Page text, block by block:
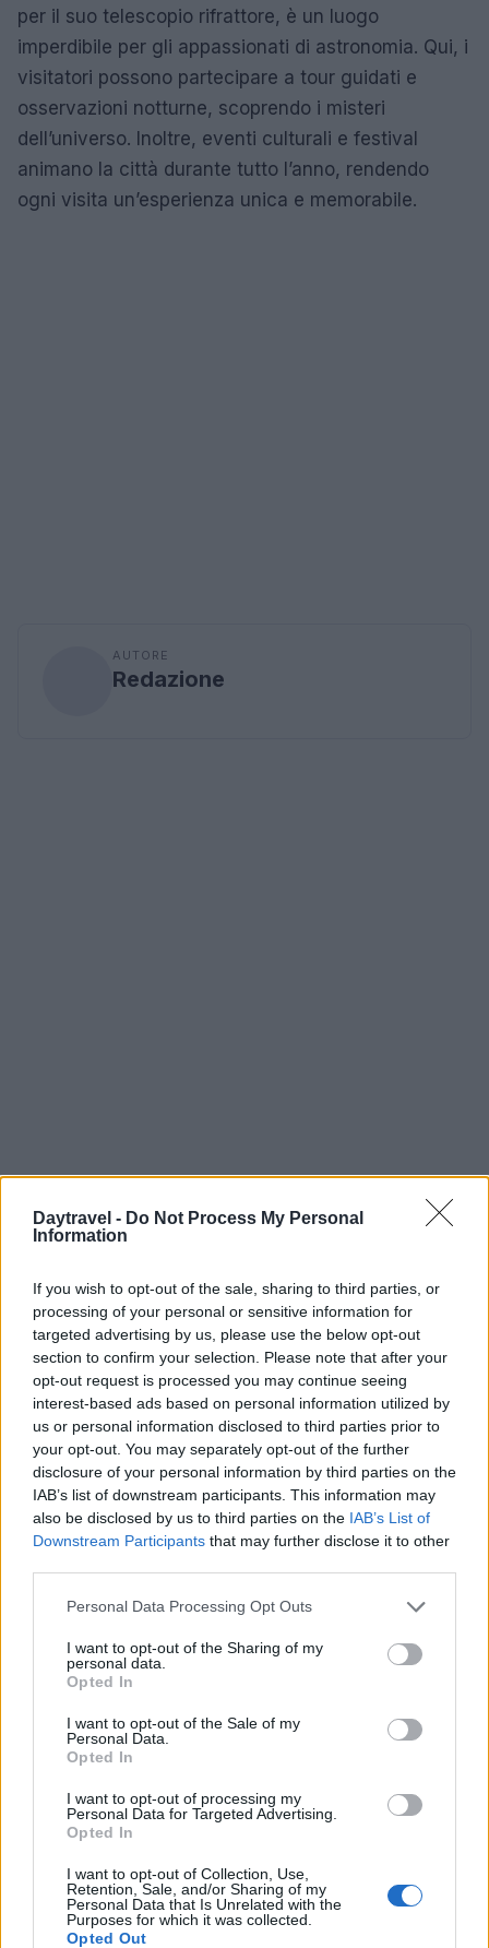
Daytravel - Do Not Process My Personal
Information
If you wish to opt-out of the sale, sharing to third parties, or
processing of your personal or sensitive information for
targeted advertising by us, please use the below opt-out
section to confirm your selection. Please note that after your
opt-out request is processed you may continue seeing
interest-based ads based on personal information utilized by
us or personal information disclosed to third parties prior to
your opt-out. You may separately opt-out of the further
disclosure of your personal information by third parties on the
IAB’s list of downstream participants. This information may
also be disclosed by us to third parties on the IAB’s List of
Downstream Participants that may further disclose it to other
Please note that this website/app uses one or more Google
not limited to your visit or usage behaviour. You may click to
grant or deny consent to Google and its third-party tags to
use your data for below specified purposes in below Google
consent section.
Personal Data Processing Opt Outs
I want to opt-out of the Sharing of my
personal data.
Opted In
I want to opt-out of the Sale of my
Personal Data.
Opted In
I want to opt-out of processing my
Personal Data for Targeted Advertising.
Opted In
I want to opt-out of Collection, Use,
Retention, Sale, and/or Sharing of my
Personal Data that Is Unrelated with the
Purposes for which it was collected.
Opted Out
per il suo telescopio rifrattore, è un luogo
imperdibile per gli appassionati di astronomia. Qui, i
visitatori possono partecipare a tour guidati e
osservazioni notturne, scoprendo i misteri
dell’universo. Inoltre, eventi culturali e festival
animano la città durante tutto l’anno, rendendo
ogni visita un’esperienza unica e memorabile.
AUTORE
Redazione
Continua a leggere
FUORI PORTA
Odissea e Spider-Man: i film che hanno rivoluzionato
Alessandro Tassinari · 5 Ago 2026